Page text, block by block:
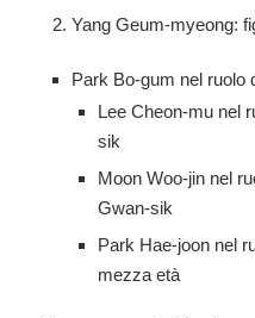
Yang Geum-myeong:
Park Bo-gum nel ruolo
Lee Cheon-mu nel
sik
Moon Woo-jin nel
Gwan-sik
Park Hae-joon nel
mezza età